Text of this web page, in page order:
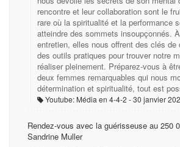
rencontre et leur collaboration sont le
rare où la spiritualité et la performance
atteindre des sommets insoupçonnés.
entretien, elles nous offrent des clés de
des outils pratiques pour trouver notre
réaliser pleinement. Préparez-vous à
deux femmes remarquables qui nous
détermination et spiritualité, tout est
Youtube: Média en 4-4-2 30 janvier
Rendez-vous avec la guérisseuse au 250
Sandrine Muller